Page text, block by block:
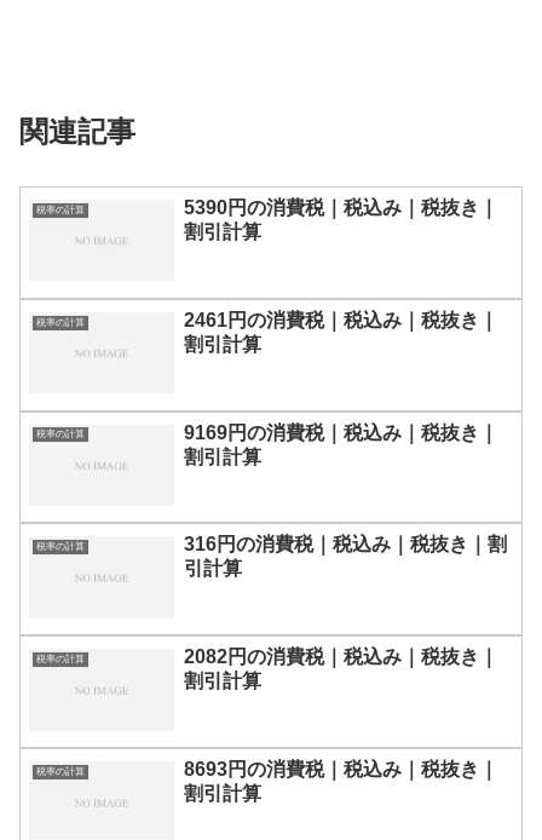
関連記事
税率の計算
5390円の消費税｜税込み｜税抜き｜
割引計算
税率の計算
2461円の消費税｜税込み｜税抜き｜
割引計算
税率の計算
9169円の消費税｜税込み｜税抜き｜
割引計算
税率の計算
316円の消費税｜税込み｜税抜き｜割
引計算
税率の計算
2082円の消費税｜税込み｜税抜き｜
割引計算
税率の計算
8693円の消費税｜税込み｜税抜き｜
割引計算